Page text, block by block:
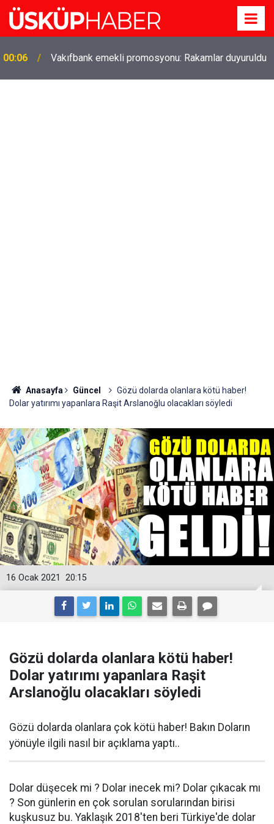
19:21
Gözde oldu! Hem köy hem mahalle hayatı iç içe!
İzmir'deki doğal semt
Anasayfa Güncel
Gözü dolarda olanlara kötü haber!
Dolar yatırımı yapanlara Raşit Arslanoğlu olacakları söyledi
20:15
16 Ocak 2021
Gözü dolarda olanlara kötü haber!
Dolar yatırımı yapanlara Raşit
Arslanoğlu olacakları söyledi
Gözü dolarda olanlara çok kötü haber! Bakın Doların
yönüyle ilgili nasıl bir açıklama yaptı..
Dolar düşecek mi ? Dolar inecek mi? Dolar çıkacak mı
? Son günlerin en çok sorulan sorularından birisi
kuşkusuz bu. Yaklaşık 2018'ten beri Türkiye'de dolar